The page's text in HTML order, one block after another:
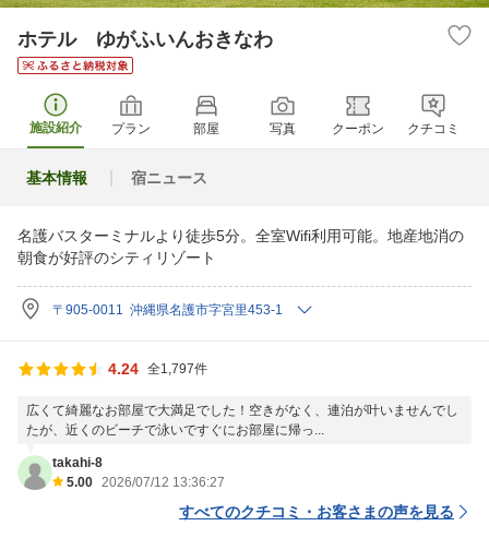
ホテル ゆがふいんおきなわ
施設紹介 プラン 部屋 写真 クーポン クチコミ
基本情報 宿ニュース
名護バスターミナルより徒歩5分。全室Wifi利用可能。地産地消の
朝食が好評のシティリゾート
〒905-0011 沖縄県名護市字宮里453-1
4.24 全1,797件
広くて綺麗なお部屋で大満足でした！空きがなく、連泊が叶いませんでし
たが、近くのビーチで泳いですぐにお部屋に帰っ...
takahi-8
5.00 2026/07/12 13:36:27
すべてのクチコミ・お客さまの声を見る